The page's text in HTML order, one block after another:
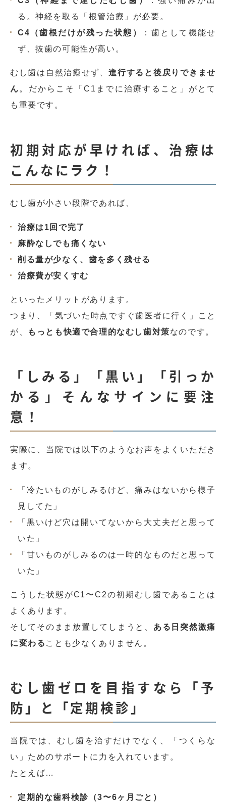
る。神経を取る「根管治療」が必要。
C4（歯根だけが残った状態）
：歯として機能せ
ず、抜歯の可能性が高い。
むし歯は自然治癒せず、進行すると後戻りできませ
ん 。だからこそ「C1までに治療すること」がとて
も重要です。
初期対応が早ければ、治療は
こんなにラク！
むし歯が小さい段階であれば、
治療は1回で完了
麻酔なしでも痛くない
削る量が少なく、歯を多く残せる
治療費が安くすむ
といったメリットがあります。
つまり、「気づいた時点ですぐ歯医者に行く」こと
が、
もっとも快適で合理的なむし歯対策なのです。
「しみる」「黒い」「引っか
かる」そんなサインに要注
意！
実際に、当院では以下のようなお声をよくいただき
ます。
「冷たいものがしみるけど、痛みはないから様子
見してた」
「黒いけど穴は開いてないから大丈夫だと思って
いた」
「甘いものがしみるのは一時的なものだと思って
いた」
こうした状態がC1〜C2の初期むし歯であることは
よくあります。
そしてそのまま放置してしまうと、 ある日突然激痛
に変わる ことも少なくありません。
むし歯ゼロを目指すなら「予
防」と「定期検診」
当院では、むし歯を治すだけでなく、「つくらな
い」ためのサポートに力を入れています。
たとえば…
定期的な歯科検診（3〜6ヶ月ごと）